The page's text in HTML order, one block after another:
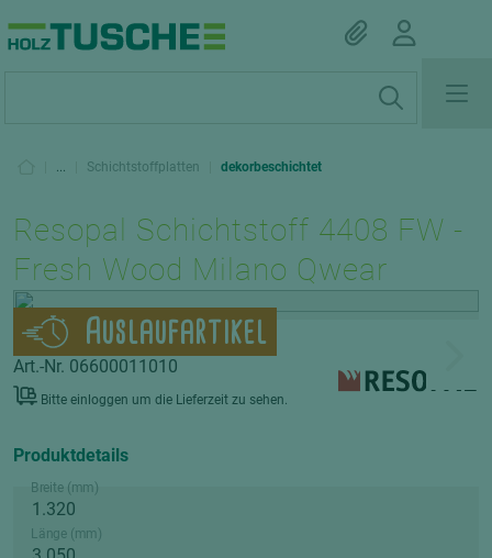
... Schichtstoffplatten dekorbeschichtet
Resopal Schichtstoff 4408 FW -
Fresh Wood Milano Qwear
Auslaufartikel
Art.-Nr. 06600011010
Bitte einloggen um die Lieferzeit zu sehen.
Produktdetails
Breite (mm)
Länge (mm)